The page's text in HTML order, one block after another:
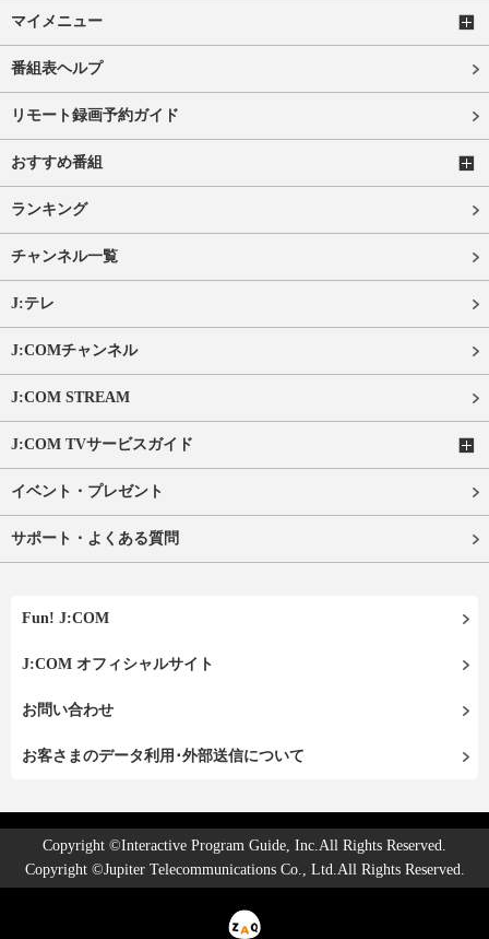
マイメニュー
番組表ヘルプ
リモート録画予約ガイド
おすすめ番組
ランキング
チャンネル一覧
J:テレ
J:COMチャンネル
J:COM STREAM
J:COM TVサービスガイド
イベント・プレゼント
サポート・よくある質問
Fun! J:COM
J:COM オフィシャルサイト
お問い合わせ
お客さまのデータ利用･外部送信について
Copyright ©Interactive Program Guide, Inc.All Rights Reserved.
Copyright ©Jupiter Telecommunications Co., Ltd.All Rights Reserved.